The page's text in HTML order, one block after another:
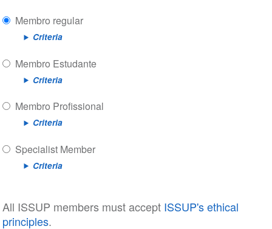
Membro regular
Criteria
Membro Estudante
Criteria
Membro Profissional
Criteria
Specialist Member
Criteria
All ISSUP members must accept ISSUP's ethical
principles.